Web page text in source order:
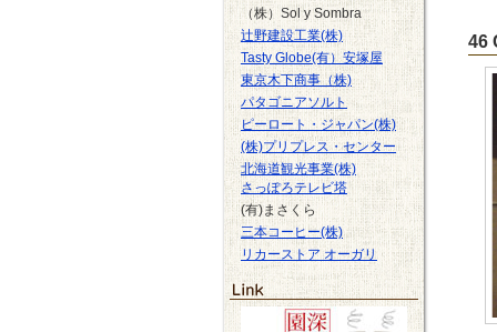
46
（株）Sol y Sombra
辻野建設工業(株)
Tasty Globe(有）安塚屋
東京木下商事（株)
パタゴニアソルト
ピーロート・ジャパン(株)
(株)プリプレス・センター
北海道観光事業(株)
さっぽろテレビ塔
(有)まさくら
三本コーヒー(株)
リカーストア オーガリ